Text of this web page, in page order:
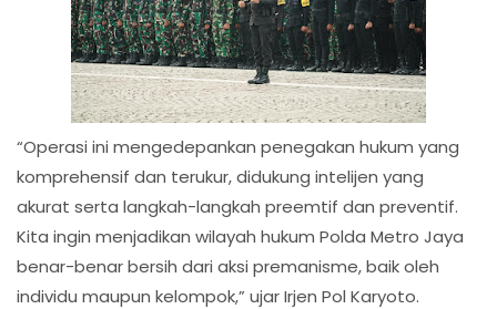
“Operasi ini mengedepankan penegakan hukum yang
komprehensif dan terukur, didukung intelijen yang
akurat serta langkah-langkah preemtif dan preventif.
Kita ingin menjadikan wilayah hukum Polda Metro Jaya
benar-benar bersih dari aksi premanisme, baik oleh
individu maupun kelompok,” ujar Irjen Pol Karyoto.